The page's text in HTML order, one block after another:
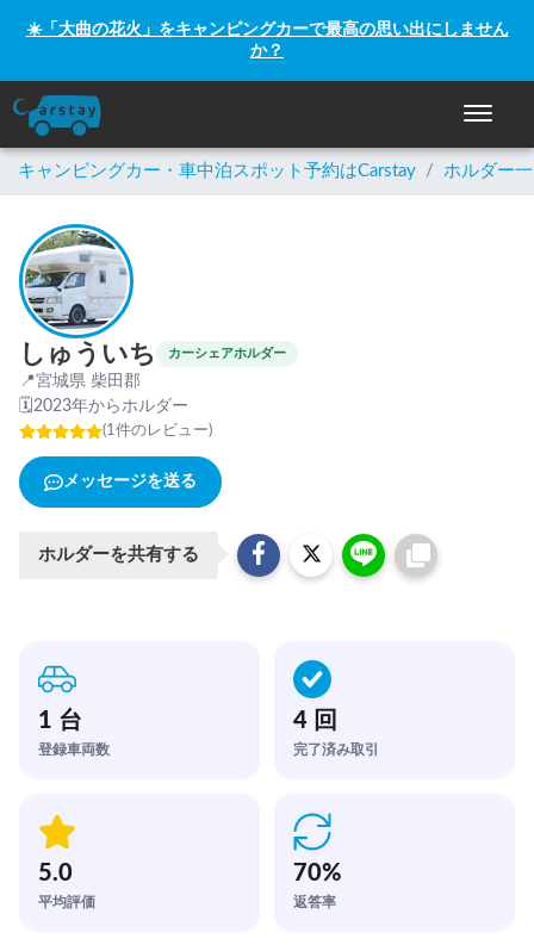
☀️「大曲の花火」をキャンピングカーで最高の思い出にしません
か？
ナビゲ
キャンピングカー・車中泊スポット予約はCarstay / ホルダー
しゅういち カーシェアホルダー
📍宮城県 柴田郡
🗓2023年からホルダー
(1件のレビュー)
メッセージを送る
ホルダーを共有する
1 台
登録車両数
4 回
完了済み取引
5.0
平均評価
70%
返答率